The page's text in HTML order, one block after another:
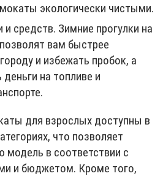
экологически чистыми.
средств. Зимние прогулки на
вам быстрее
и избежать пробок, а
на топливе и
для взрослых доступны в
что позволяет
модель в соответствии с
и бюджетом. Кроме того,